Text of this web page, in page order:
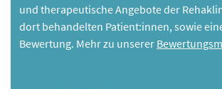
und therapeutische Angebote der
dort behandelten Patient:innen, sowie
Bewertung. Mehr zu unserer